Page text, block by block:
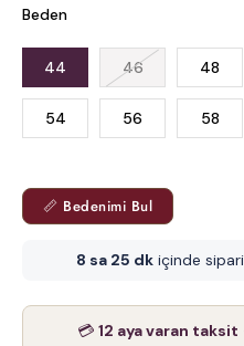
Beden
44 46 48
54 56 58
📏 Bedenimi Bul
8 sa 25 dk içinde
💳 12 aya varan taksit